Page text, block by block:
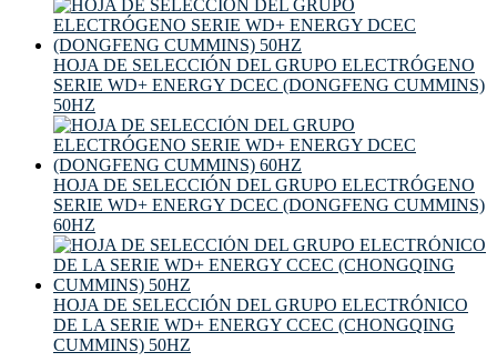
HOJA DE SELECCIÓN DEL GRUPO ELECTRÓGENO
SERIE WD+ ENERGY DCEC (DONGFENG CUMMINS)
50HZ
HOJA DE SELECCIÓN DEL GRUPO ELECTRÓGENO
SERIE WD+ ENERGY DCEC (DONGFENG CUMMINS)
60HZ
HOJA DE SELECCIÓN DEL GRUPO ELECTRÓNICO
DE LA SERIE WD+ ENERGY CCEC (CHONGQING
CUMMINS) 50HZ